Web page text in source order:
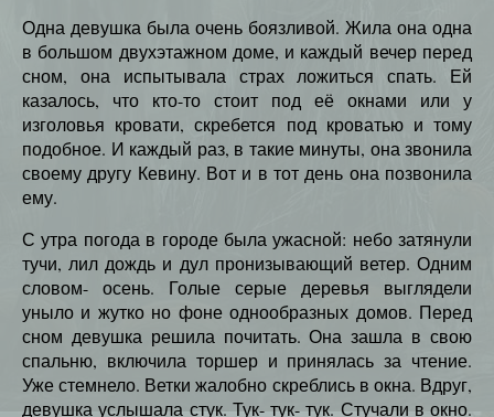
Одна девушка была очень боязливой. Жила она одна
в большом двухэтажном доме, и каждый вечер перед
сном, она испытывала страх ложиться спать. Ей
казалось, что кто-то стоит под её окнами или у
изголовья кровати, скребется под кроватью и тому
подобное. И каждый раз, в такие минуты, она звонила
своему другу Кевину. Вот и в тот день она позвонила
ему.
С утра погода в городе была ужасной: небо затянули
тучи, лил дождь и дул пронизывающий ветер. Одним
словом- осень. Голые серые деревья выглядели
уныло и жутко но фоне однообразных домов. Перед
сном девушка решила почитать. Она зашла в свою
спальню, включила торшер и принялась за чтение.
Уже стемнело. Ветки жалобно скреблись в окна. Вдруг,
девушка услышала стук. Тук- тук- тук. Стучали в окно.